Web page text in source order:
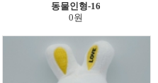
동물인형-16
0원